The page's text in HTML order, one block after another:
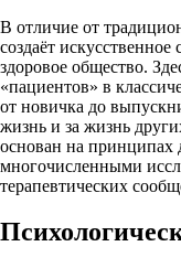
В отличие от
создаёт
здоровое общество.
«пациентов» в
от новичка до
жизнь и за жизнь
основан на принципах
многочисленными
терапевтических